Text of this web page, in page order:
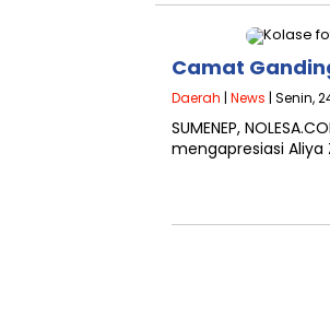
Camat
Daerah | News | Senin,
SUMENEP,
mengapresiasi Aliya